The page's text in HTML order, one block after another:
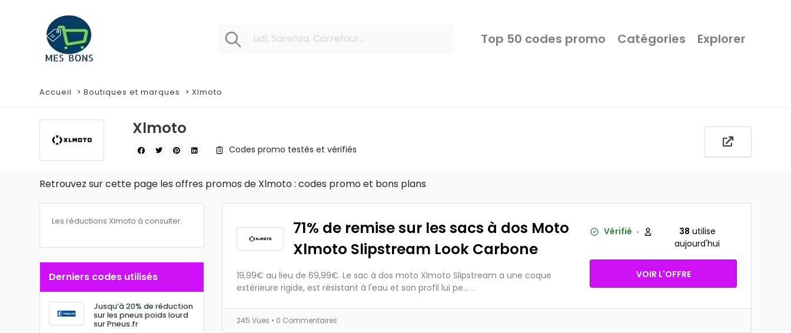
Top 50 codes promo Catégories Explorer
Accueil Boutiques et marques Xlmoto
Xlmoto
Codes promo testés et vérifiés
Retrouvez sur cette page les offres promos de Xlmoto : codes promo et bons plans
Les réductions Xlmoto à consulter.
Derniers codes utilisés
Jusqu’à 20% de réduction
sur les pneus poids lourd
sur Pneus.fr
71% de remise sur les sacs à dos Moto
Xlmoto Slipstream Look Carbone
19,99€ au lieu de 69,99€. Le sac à dos moto Xlmoto Slipstream a une coque
extérieure rigide, est résistant à l'eau et son profil lui pe... ...
Vérifié 38 utilise
aujourd'hui
VOIR L'OFFRE
245 Vues • 0 Commentaires